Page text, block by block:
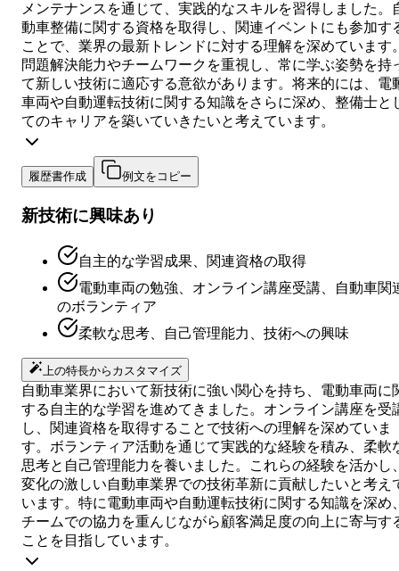
メンテナンスを通じて、実践的なスキルを習得しました。
動車整備に関する資格を取得し、関連イベントにも参加す
ことで、業界の最新トレンドに対する理解を深めています
問題解決能力やチームワークを重視し、常に学ぶ姿勢を持
て新しい技術に適応する意欲があります。将来的には、電
車両や自動運転技術に関する知識をさらに深め、整備士と
てのキャリアを築いていきたいと考えています。
履歴書作成 例文をコピー
新技術に興味あり
自主的な学習成果、関連資格の取得
電動車両の勉強、オンライン講座受講、自動車関
のボランティア
柔軟な思考、自己管理能力、技術への興味
上の特長からカスタマイズ
自動車業界において新技術に強い関心を持ち、電動車両に
する自主的な学習を進めてきました。オンライン講座を受
し、関連資格を取得することで技術への理解を深めていま
す。ボランティア活動を通じて実践的な経験を積み、柔軟
思考と自己管理能力を養いました。これらの経験を活かし
変化の激しい自動車業界での技術革新に貢献したいと考え
います。特に電動車両や自動運転技術に関する知識を深め
チームでの協力を重んじながら顧客満足度の向上に寄与す
ことを目指しています。